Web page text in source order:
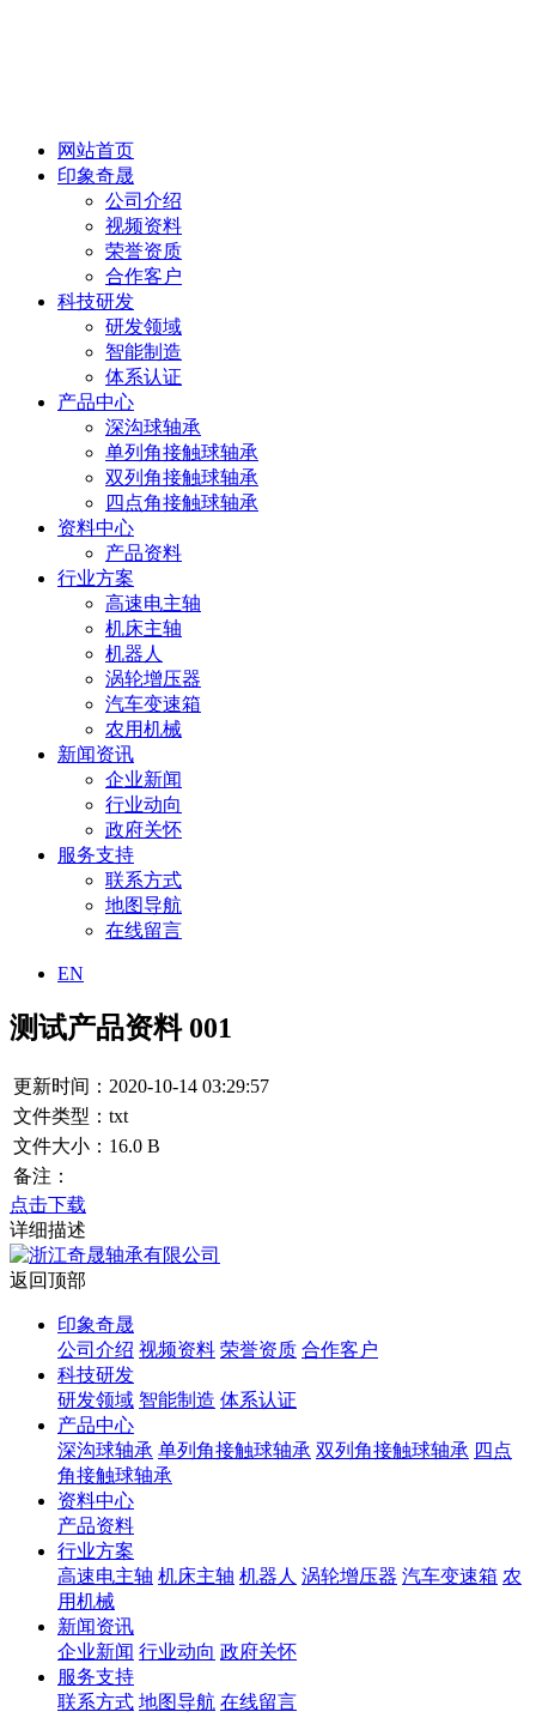
网站首页
印象奇晟
公司介绍
视频资料
荣誉资质
合作客户
科技研发
研发领域
智能制造
体系认证
产品中心
深沟球轴承
单列角接触球轴承
双列角接触球轴承
四点角接触球轴承
资料中心
产品资料
行业方案
高速电主轴
机床主轴
机器人
涡轮增压器
汽车变速箱
农用机械
新闻资讯
企业新闻
行业动向
政府关怀
服务支持
联系方式
地图导航
在线留言
EN
测试产品资料 001
更新时间：2020-10-14 03:29:57
文件类型：txt
文件大小：16.0 B
备注：
点击下载
详细描述
返回顶部
印象奇晟
公司介绍 视频资料 荣誉资质 合作客户
科技研发
研发领域 智能制造 体系认证
产品中心
深沟球轴承 单列角接触球轴承 双列角接触球轴承 四点
角接触球轴承
资料中心
产品资料
行业方案
高速电主轴 机床主轴 机器人 涡轮增压器 汽车变速箱 农
用机械
新闻资讯
企业新闻 行业动向 政府关怀
服务支持
联系方式 地图导航 在线留言